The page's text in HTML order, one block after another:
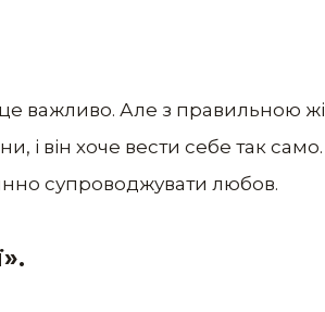
важливо. Але з правильною
і він хоче вести себе так
супроводжувати любов.